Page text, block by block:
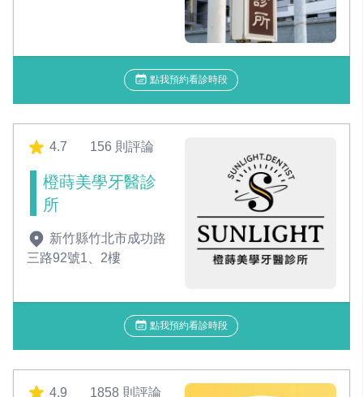
點我預約看診時段
4.7 156 則評論
橙蒔美學牙醫診
所
新竹縣竹北市成功路
三路92號1、2樓
點我預約看診時段
4.9 1858 則評論